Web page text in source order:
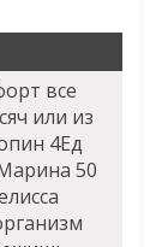
все
или из
4Ед
50